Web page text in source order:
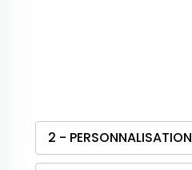
2 - PERSONNALISATION